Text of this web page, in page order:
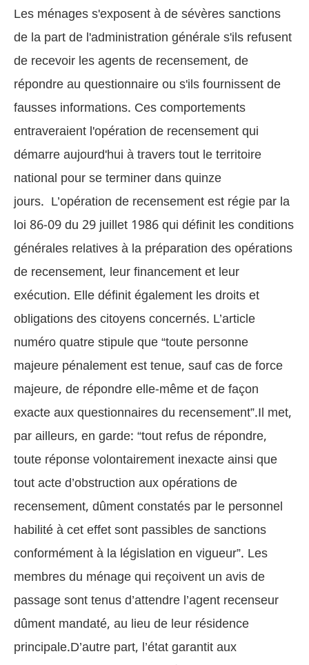
Les ménages s'exposent à de sévères sanctions
de la part de l'administration générale s'ils refusent
de recevoir les agents de recensement, de
répondre au questionnaire ou s'ils fournissent de
fausses informations. Ces comportements
entraveraient l'opération de recensement qui
démarre aujourd'hui à travers tout le territoire
national pour se terminer dans quinze
jours. L’opération de recensement est régie par la
loi 86-09 du 29 juillet 1986 qui définit les conditions
générales relatives à la préparation des opérations
de recensement, leur financement et leur
exécution. Elle définit également les droits et
obligations des citoyens concernés. L’article
numéro quatre stipule que “toute personne
majeure pénalement est tenue, sauf cas de force
majeure, de répondre elle-même et de façon
exacte aux questionnaires du recensement”.Il met,
par ailleurs, en garde: “tout refus de répondre,
toute réponse volontairement inexacte ainsi que
tout acte d’obstruction aux opérations de
recensement, dûment constatés par le personnel
habilité à cet effet sont passibles de sanctions
conformément à la législation en vigueur”. Les
membres du ménage qui reçoivent un avis de
passage sont tenus d’attendre l’agent recenseur
dûment mandaté, au lieu de leur résidence
principale.D’autre part, l’état garantit aux